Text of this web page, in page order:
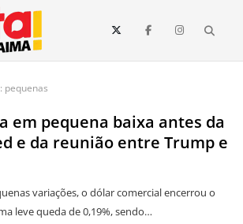
de notícias de Roraima
portal de notícias completo sobre política,
Fique sempre informado com
pequenas
em pequena baixa antes da
e da reunião entre Trump e
variações, o dólar comercial encerrou o
leve queda de 0,19%, sendo…